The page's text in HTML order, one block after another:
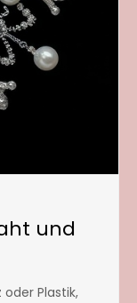
und
oder Plastik,